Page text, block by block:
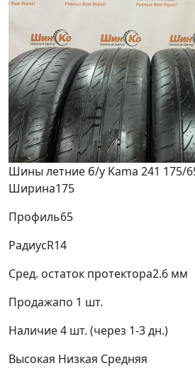
Шины летние б/у Kama 241 175/
Ширина175
Профиль65
РадиусR14
Сред. остаток протектора2.6 мм
Продажапо 1 шт.
Наличие4 шт. (через 1-3 дн.)
Высокая Низкая Средняя